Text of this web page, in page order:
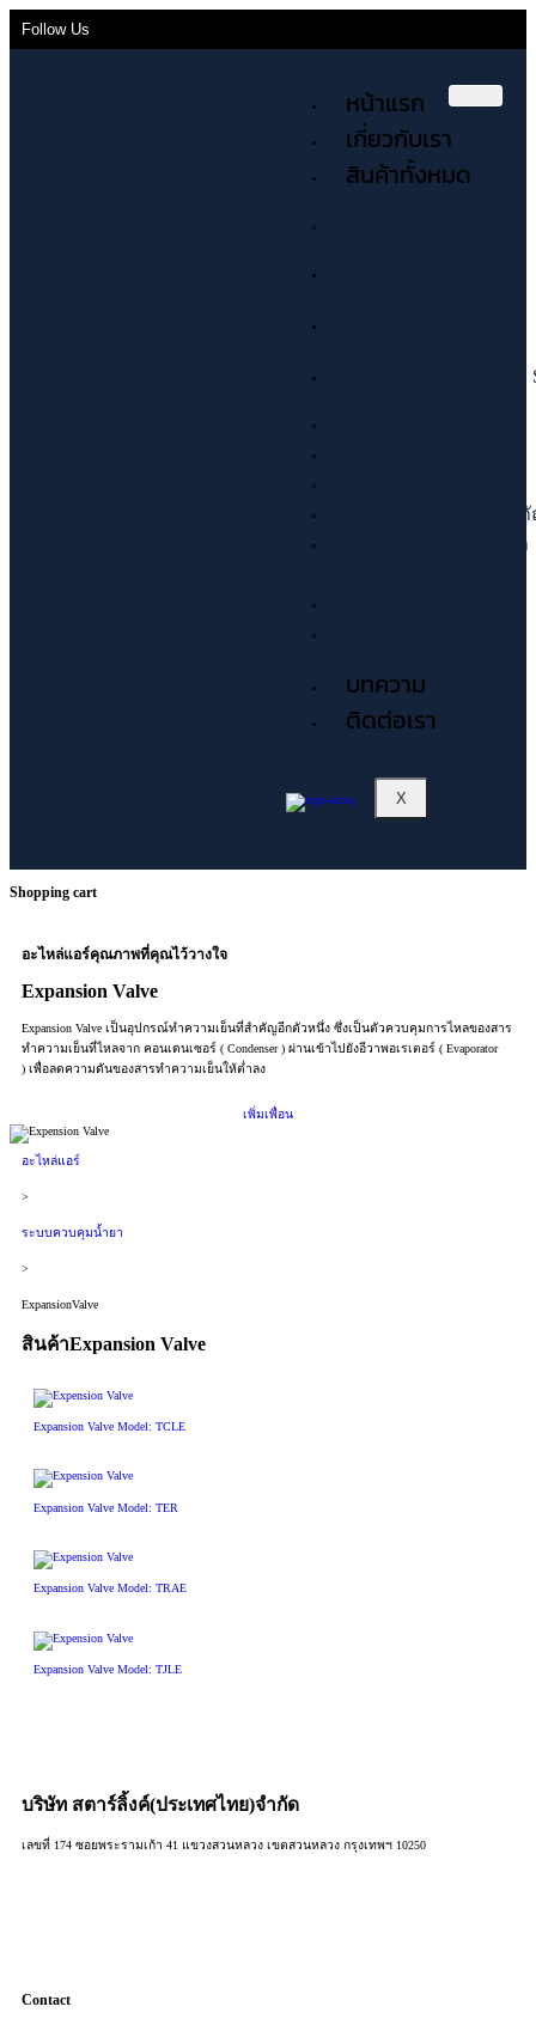
Follow Us
หน้าแรก
เกี่ยวกับเรา
สินค้าทั้งหมด
คอมเพรสเซอร์ โรตารี่
น้ำยาแอร์ น้ำมัน เคมี
ควบคุมอุณหภูมิ ไฟฟ้า
บทความ
ติดต่อเรา
X
Shopping cart
อะไหล่แอร์คุณภาพที่คุณไว้วางใจ
Expansion Valve
Expansion Valve เป็นอุปกรณ์ทำความเย็นที่สำคัญอีกตัวหนึ่ง ซึ่งเป็นตัวควบคุมการไหลของสาร
ทำความเย็นที่ไหลจาก คอนเดนเซอร์ ( Condenser ) ผ่านเข้าไปยังอีวาพอเรเตอร์ ( Evaporator
) เพื่อลดความดันของสารทำความเย็นให้ต่ำลง
เพิ่มเพื่อน
อะไหล่แอร์
>
ระบบควบคุมน้ำยา
>
ExpansionValve
สินค้าExpansion Valve
Expansion Valve Model: TCLE
Expansion Valve Model: TER
Expansion Valve Model: TRAE
Expansion Valve Model: TJLE
บริษัท สตาร์ลิ้งค์(ประเทศไทย)จำกัด
เลขที่ 174 ซอยพระรามเก้า 41 แขวงสวนหลวง เขตสวนหลวง กรุงเทพฯ 10250
Contact